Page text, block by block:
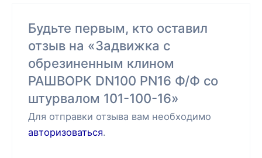
Будьте первым, кто оставил
отзыв на «Задвижка с
обрезиненным клином
РАШВОРК DN100 PN16 Ф/Ф со
штурвалом 101-100-16»
Для отправки отзыва вам необходимо
авторизоваться.